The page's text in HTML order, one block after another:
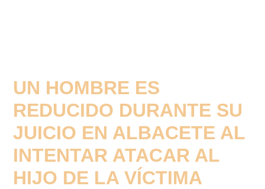
UN HOMBRE ES
REDUCIDO DURANTE SU
JUICIO EN ALBACETE AL
INTENTAR ATACAR AL
HIJO DE LA VÍCTIMA